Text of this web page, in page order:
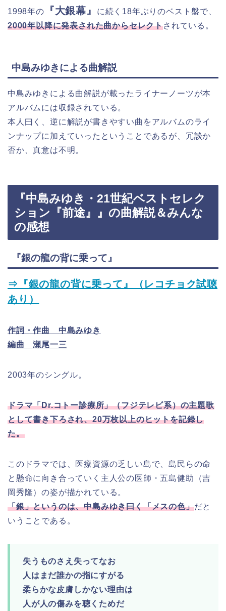
1998年の 『大銀幕』
に続く18年ぶりのベスト盤で、
2000年以降に発表された曲からセレクトされている。
中島みゆきによる曲解説
中島みゆきによる曲解説が載ったライナーノーツが本
アルバムには収録されている。
本人曰く、逆に解説が書きやすい曲をアルバムのライ
ンナップに加えていったということであるが、冗談か
否か、真意は不明。
『中島みゆき・21世紀ベストセレク
ション『前途』』の曲解説＆みんな
の感想
『銀の龍の背に乗って』
⇒『銀の龍の背に乗って』（レコチョク試聴
あり）
作詞・作曲 中島みゆき
編曲 瀬尾一三
2003年のシングル。
ドラマ「Dr.コトー診療所」（フジテレビ系）の主題歌
として書き下ろされ、20万枚以上のヒットを記録し
た。
このドラマでは、医療資源の乏しい島で、島民らの命
と懸命に向き合っていく主人公の医師・五島健助（吉
岡秀隆）の姿が描かれている。
「銀」というのは、中島みゆき曰く「メスの色」だと
いうことである。
失うものさえ失ってなお
人はまだ誰かの指にすがる
柔らかな皮膚しかない理由は
人が人の傷みを聴くためだ